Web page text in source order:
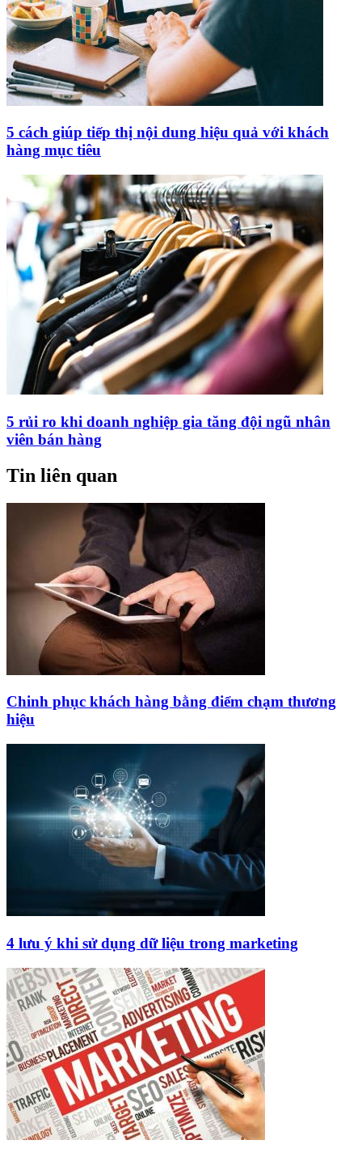
5 cách giúp tiếp thị nội dung hiệu quả với khách
hàng mục tiêu
5 rủi ro khi doanh nghiệp gia tăng đội ngũ nhân
viên bán hàng
Tin liên quan
Chinh phục khách hàng bằng điểm chạm thương
hiệu
4 lưu ý khi sử dụng dữ liệu trong marketing